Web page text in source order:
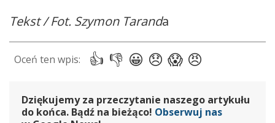
Tekst / Fot. Szymon Taranda
Dziękujemy za przeczytanie naszego artykułu
do końca. Bądź na bieżąco! Obserwuj nas